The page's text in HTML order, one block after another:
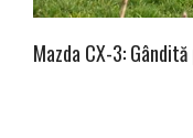
Mazda CX-3: